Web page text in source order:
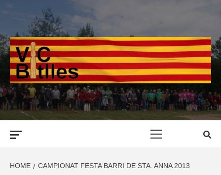
HOME CAMPIONAT FESTA BARRI DE STA. ANNA 2013